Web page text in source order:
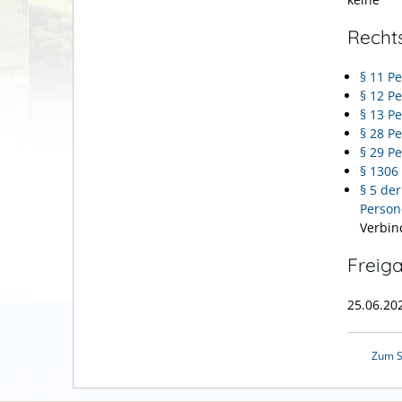
§ 11
§ 12
§ 13
§ 28
§ 29
§
§ 5
Zum